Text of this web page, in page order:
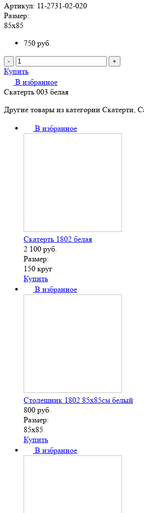
Артикул: 11-2731-02-020
Размер:
85х85
750 руб.
- +
Купить
В избранное
Скатерть 003 белая
Другие товары из категории Скатерти,
В избранное
Скатерть 1802 белая
2 100 руб.
Размер:
150 круг
Купить
В избранное
Столешник 1802 85х85см белый
800 руб.
Размер:
85х85
Купить
В избранное